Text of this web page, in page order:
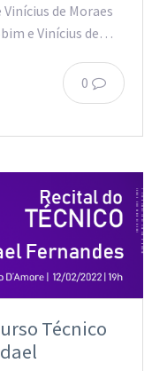
Vinícius de Moraes
e Vinícius de…
0
Técnico